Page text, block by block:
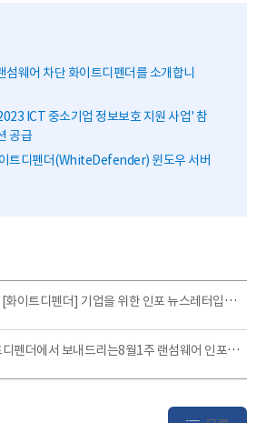
섬웨어 차단 화이트디펜더를 소개합니
ICT 중소기업 정보보호 지원 사업' 참
공급
트디펜더(WhiteDefender) 윈도우 서버
(광고) [화이트디펜더] 기업을 위한 인포 뉴스레터입니다. [8월4주]
화이트디펜더에서 보내드리는8월1주 랜섬웨어 인포 레터 입니다.